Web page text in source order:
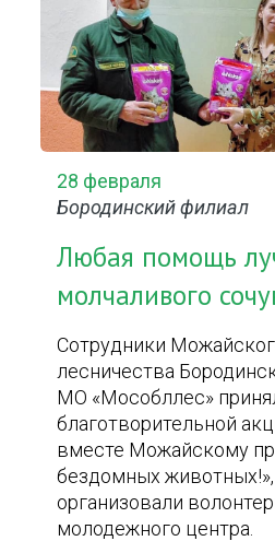
28 февраля
Бородинский филиал
Любая помощь
молчаливого
Сотрудники
лесничества
МО «Мособллес»
благотворительной
вместе Можайскому
бездомных
организовали
молодежного центра.